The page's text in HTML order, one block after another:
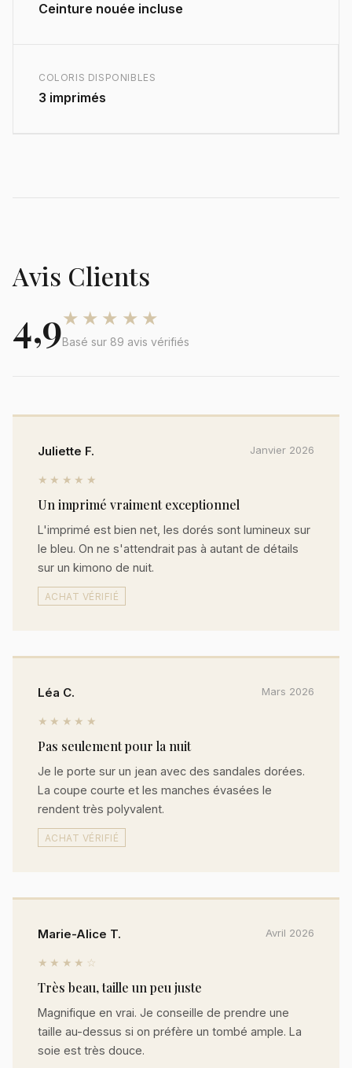
Ceinture nouée incluse
COLORIS DISPONIBLES
3 imprimés
Avis Clients
4,9★★★★★
Basé sur 89 avis vérifiés
Juliette F. Janvier 2026
★★★★★
Un imprimé vraiment exceptionnel
L'imprimé est bien net, les dorés sont lumineux sur
le bleu. On ne s'attendrait pas à autant de détails
sur un kimono de nuit.
ACHAT VÉRIFIÉ
Léa C. Mars 2026
★★★★★
Pas seulement pour la nuit
Je le porte sur un jean avec des sandales dorées.
La coupe courte et les manches évasées le
rendent très polyvalent.
ACHAT VÉRIFIÉ
Marie-Alice T. Avril 2026
★★★★☆
Très beau, taille un peu juste
Magnifique en vrai. Je conseille de prendre une
taille au-dessus si on préfère un tombé ample. La
soie est très douce.